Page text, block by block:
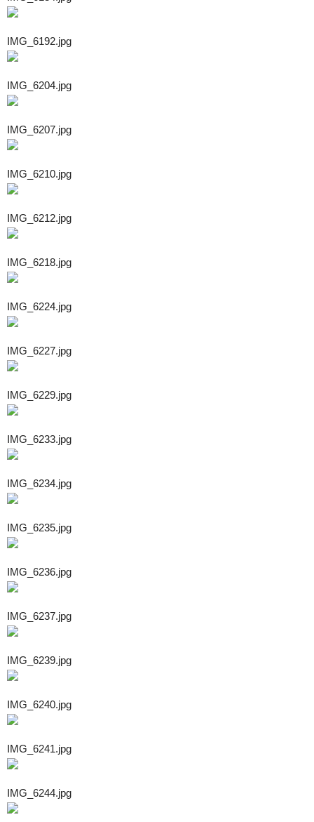
IMG_6192.jpg
IMG_6204.jpg
IMG_6207.jpg
IMG_6210.jpg
IMG_6212.jpg
IMG_6218.jpg
IMG_6224.jpg
IMG_6227.jpg
IMG_6229.jpg
IMG_6233.jpg
IMG_6234.jpg
IMG_6235.jpg
IMG_6236.jpg
IMG_6237.jpg
IMG_6239.jpg
IMG_6240.jpg
IMG_6241.jpg
IMG_6244.jpg